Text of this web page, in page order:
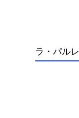
ラ・パルレ